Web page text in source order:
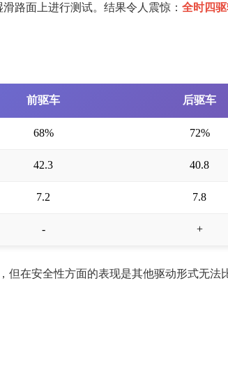
滑路面上进行测试。结果令人震惊： 全时四
前驱车 后驱车
68% 72%
42.3 40.8
7.2 7.8
- +
但在安全性方面的表现是其他驱动形式无